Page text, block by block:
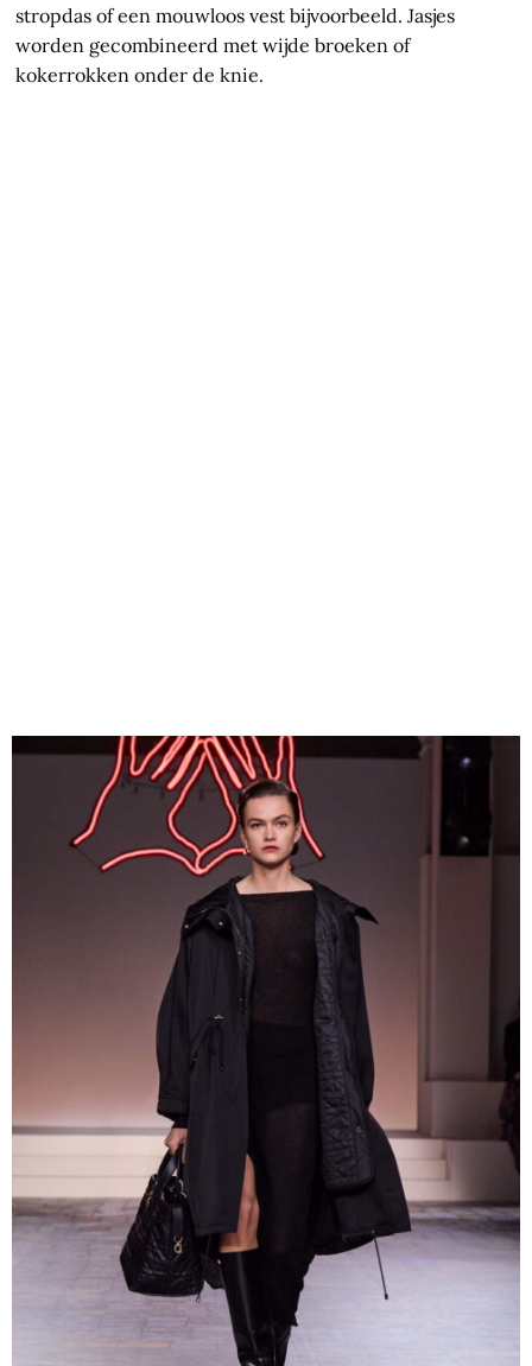
stropdas of een mouwloos vest bijvoorbeeld. Jasjes
worden gecombineerd met wijde broeken of
kokerrokken onder de knie.